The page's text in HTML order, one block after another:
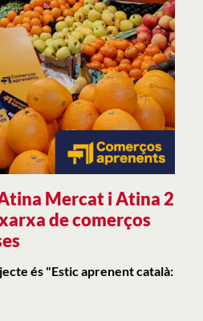
Mercat i Atina 2
de comerços
és "Estic aprenent català: